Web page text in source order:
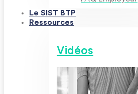
Le SIST BTP
Ressources
Vidéos